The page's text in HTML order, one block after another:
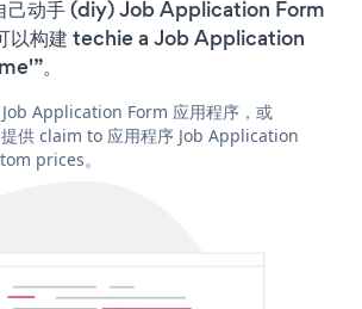
己动手 (diy) Job Application Form
以构建 techie a Job Application
。
Application Form 应用程序，或
供 claim to 应用程序 Job Application
prices。